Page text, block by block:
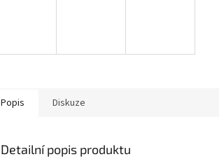
Popis Diskuze
Detailní popis produktu